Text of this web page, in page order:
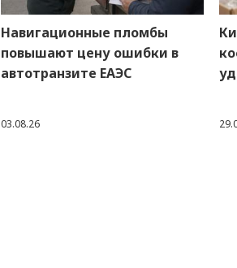
Навигационные пломбы
повышают цену ошибки в
автотранзите ЕАЭС
03.08.26